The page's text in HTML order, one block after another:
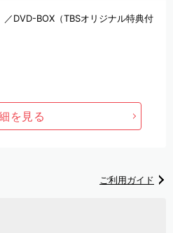
DVD-BOX（TBSオリジナル特典付
を見る
ご利用ガイド